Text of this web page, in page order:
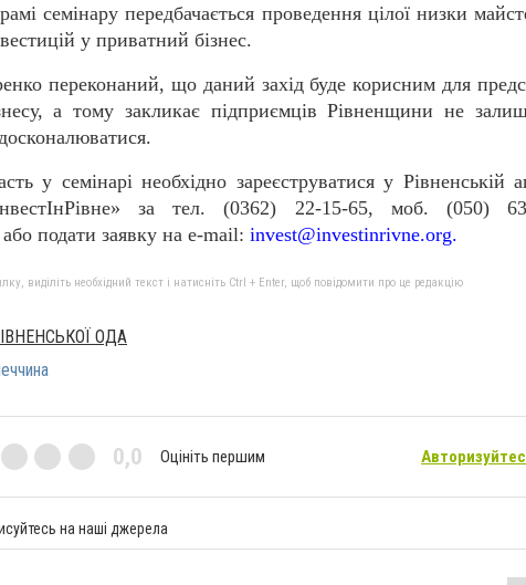
семінару передбачається проведення цілої низки
у приватний бізнес.
переконаний, що даний захід буде корисним для
а тому закликає підприємців Рівненщини не
у семінарі необхідно зареєструватися у Рівненській
за тел. (0362) 22-15-65, моб. (050)
подати заявку на e-mail: invest@investinrivne.org.
виділіть необхідний текст і натисніть Ctrl + Enter, щоб повідомити про це редакцію
ОДА
0,0 Оцініть першим
на наші джерела